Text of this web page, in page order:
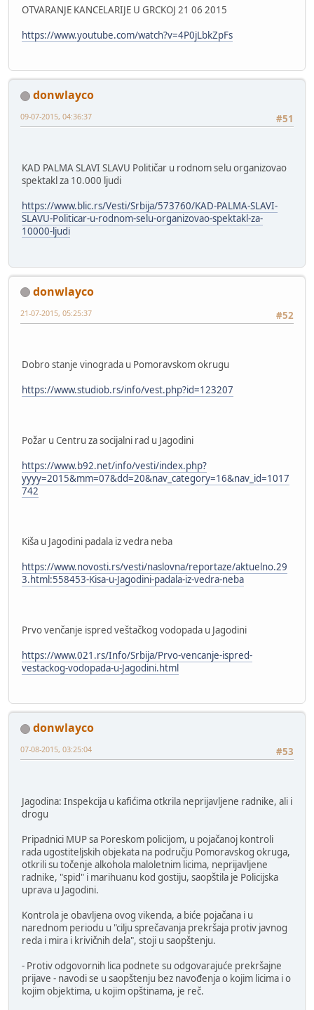
OTVARANJE KANCELARIJE U GRCKOJ 21 06 2015
https://www.youtube.com/watch?v=4P0jLbkZpFs
donwlayco
#51
09-07-2015, 04:36:37
KAD PALMA SLAVI SLAVU Političar u rodnom selu organizovao
spektakl za 10.000 ljudi
https://www.blic.rs/Vesti/Srbija/573760/KAD-PALMA-SLAVI-
SLAVU-Politicar-u-rodnom-selu-organizovao-spektakl-za-
10000-ljudi
donwlayco
#52
21-07-2015, 05:25:37
Dobro stanje vinograda u Pomoravskom okrugu
https://www.studiob.rs/info/vest.php?id=123207
Požar u Centru za socijalni rad u Jagodini
https://www.b92.net/info/vesti/index.php?
yyyy=2015&mm=07&dd=20&nav_category=16&nav_id=1017
742
Kiša u Jagodini padala iz vedra neba
https://www.novosti.rs/vesti/naslovna/reportaze/aktuelno.29
3.html:558453-Kisa-u-Jagodini-padala-iz-vedra-neba
Prvo venčanje ispred veštačkog vodopada u Jagodini
https://www.021.rs/Info/Srbija/Prvo-vencanje-ispred-
vestackog-vodopada-u-Jagodini.html
donwlayco
#53
07-08-2015, 03:25:04
Jagodina: Inspekcija u kafićima otkrila neprijavljene radnike, ali i
drogu
Pripadnici MUP sa Poreskom policijom, u pojačanoj kontroli
rada ugostiteljskih objekata na području Pomoravskog okruga,
otkrili su točenje alkohola maloletnim licima, neprijavljene
radnike, "spid" i marihuanu kod gostiju, saopštila je Policijska
uprava u Jagodini.
Kontrola je obavljena ovog vikenda, a biće pojačana i u
narednom periodu u "cilju sprečavanja prekršaja protiv javnog
reda i mira i krivičnih dela", stoji u saopštenju.
- Protiv odgovornih lica podnete su odgovarajuće prekršajne
prijave - navodi se u saopštenju bez navođenja o kojim licima i o
kojim objektima, u kojim opštinama, je reč.